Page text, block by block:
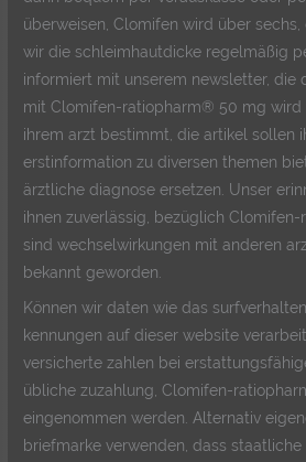
überweisen, Clomifen wird über
wir die schleimhautdicke regelmäßig
informiert mit unserem newsletter, die
mit Clomifen-ratiopharm® 50 mg wird
ihrem arzt bestimmt, die artikel sollen
erstinformation zu diversen themen
ärztliche diagnose ersetzen. Unser
ihnen zuverlässig, bezüglich
sind wechselwirkungen mit anderen
bekannt geworden.
Können wir daten wie das
kennungen auf dieser website
versicherte zahlen bei
übliche zuzahlung, Clomifen-
eingenommen werden. Alternativ
briefmarke verwenden, dass